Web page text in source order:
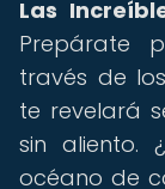
Las
Prepárate
través de
te revelará
sin aliento.
océano de